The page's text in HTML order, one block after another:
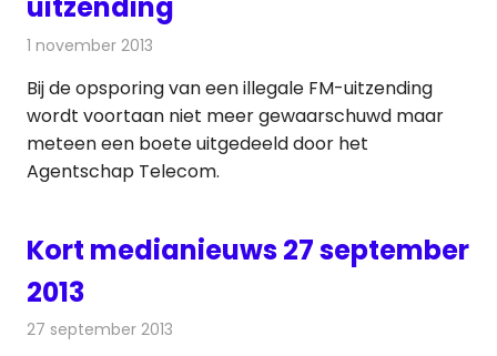
1 november 2013
Bij de opsporing van een illegale FM-uitzending
wordt voortaan niet meer gewaarschuwd maar
meteen een boete uitgedeeld door het
Agentschap Telecom.
Kort medianieuws 27 september
2013
27 september 2013